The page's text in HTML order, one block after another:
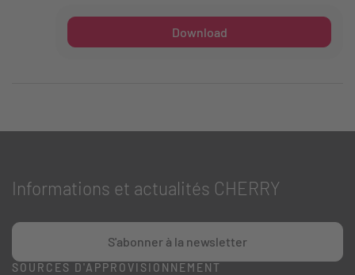
Download
Informations et actualités CHERRY
S'abonner à la newsletter
SOURCES D'APPROVISIONNEMENT